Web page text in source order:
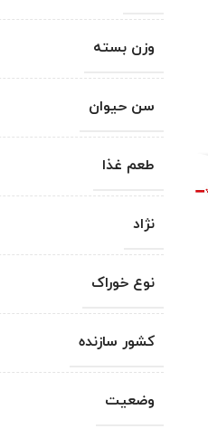
وزن بسته
سن حیوان
طعم غذا
نژاد
نوع خوراک
کشور سازنده
وضعیت